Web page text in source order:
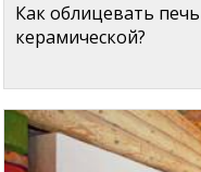
Как облицевать
керамической?